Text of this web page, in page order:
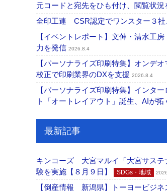
元コードと宛先をひも付け、閲覧状況
全印工連 CSR認定でワンスター３
【イベントレポート】文伸・清水
力を発信 2026.8.4
【パーソナライズ印刷特集】オン
校正で印刷業界のDXを支援 2026.8.4
【パーソナライズ印刷特集】イン
ト「オートレイアウト」誕生、AIが
最新記事
キンコーズ 大宮マルイ「大宮サス
験を実施【８月９日】
SDGs・地域
【倒産情報 新潟県】トーヨービジ